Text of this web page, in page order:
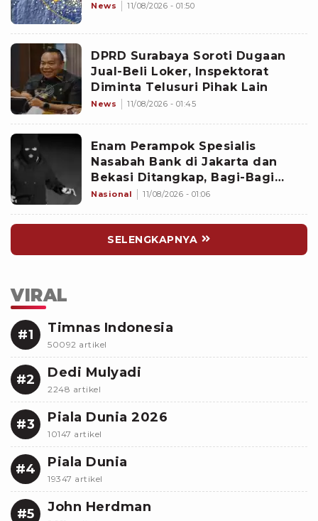
News 11/08/2026 - 01:50
DPRD Surabaya Soroti Dugaan
Jual-Beli Loker, Inspektorat
Diminta Telusuri Pihak Lain
News 11/08/2026 - 01:45
Enam Perampok Spesialis
Nasabah Bank di Jakarta dan
Bekasi Ditangkap, Bagi-Bagi
Tugas Terstruktur
Nasional 11/08/2026 - 01:06
SELENGKAPNYA
VIRAL
#1 Timnas Indonesia
50092 artikel
#2 Dedi Mulyadi
2248 artikel
#3 Piala Dunia 2026
10147 artikel
#4 Piala Dunia
19347 artikel
#5 John Herdman